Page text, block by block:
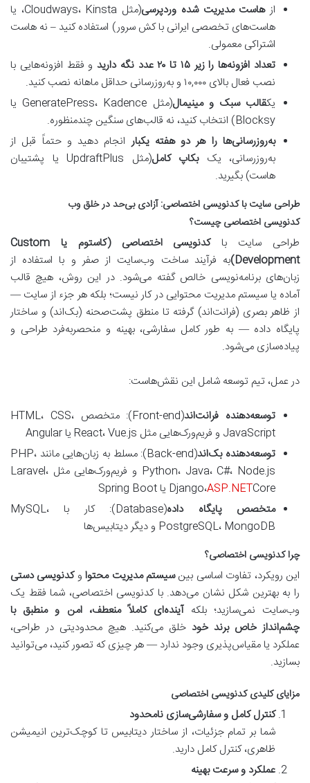
ازهاست مدیریت شده وردپرسی
(مثل Cloudways، Kinsta، یا
هاست‌های تخصصی ایرانی با کش سرور) استفاده کنید – نه هاست
اشتراکی معمولی.
تعداد افزونه‌ها را زیر ۱۵ تا ۲۰ عدد نگه دارید
و فقط افزونه‌هایی با
نصب فعال بالای ۱۰,۰۰۰ و به‌روزرسانی حداقل ماهانه نصب کنید.
یکقالب سبک و مینیمال
(مثل GeneratePress، Kadence یا
Blocksy) انتخاب کنید، نه قالب‌های سنگین چندمنظوره.
به‌روزرسانی‌ها را هر دو هفته یکبار انجام دهید و حتماً قبل از
به‌روزرسانی، یکبکاپ کامل
(مثل UpdraftPlus یا پشتیبان
هاست) بگیرید.
طراحی سایت با کدنویسی اختصاصی: آزادی بی‌حد در خلق وب
کدنویسی اختصاصی چیست؟
طراحی سایت با
کدنویسی اختصاصی (کاستوم یا Custom
Development) به فرآیند ساخت وب‌سایت از صفر و با استفاده از
زبان‌های برنامه‌نویسی خالص گفته می‌شود. در این روش، هیچ قالب
آماده یا سیستم مدیریت محتوایی در کار نیست؛ بلکه هر جزء از سایت —
از ظاهر بصری (فرانت‌اند) گرفته تا منطق پشت‌صحنه (بک‌اند) و ساختار
پایگاه داده — به طور کامل سفارشی، بهینه و منحصربه‌فرد طراحی و
پیاده‌سازی می‌شود.
در عمل، تیم توسعه شامل این نقش‌هاست:
توسعه‌دهنده فرانت‌اند
(Front-end): متخصص HTML، CSS،
JavaScript و فریم‌ورک‌هایی مثل React، Vue.js یا Angular
توسعه‌دهنده بک‌اند
(Back-end): مسلط به زبان‌هایی مانند PHP،
Python، Java، C#، Node.js و فریم‌ورک‌هایی مثل Laravel،
Django،ASP.NETCore یا Spring Boot
متخصص پایگاه داده
(Database): کار با MySQL،
PostgreSQL، MongoDB و دیگر دیتابیس‌ها
چرا کدنویسی اختصاصی؟
این رویکرد، تفاوت اساسی بینسیستم مدیریت محتوا وکدنویسی دستی
را به بهترین شکل نشان می‌دهد. با کدنویسی اختصاصی، شما فقط یک
وب‌سایت نمی‌سازید؛ بلکهآینده‌ای کاملاً منعطف، امن و منطبق با
چشم‌انداز خاص برند خود خلق می‌کنید. هیچ محدودیتی در طراحی،
عملکرد یا مقیاس‌پذیری وجود ندارد — هر چیزی که تصور کنید، می‌توانید
بسازید.
مزایای کلیدی کدنویسی اختصاصی
کنترل کامل و سفارشی‌سازی نامحدود
شما بر تمام جزئیات، از ساختار دیتابیس تا کوچک‌ترین انیمیشن
ظاهری، کنترل کامل دارید.
عملکرد و سرعت بهینه